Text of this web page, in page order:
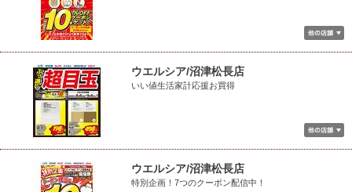
ウエルシア/沼津松長店
いい値生活家計応援お買得
ウエルシア/沼津松長店
特別企画！7つのクーポン配信中！